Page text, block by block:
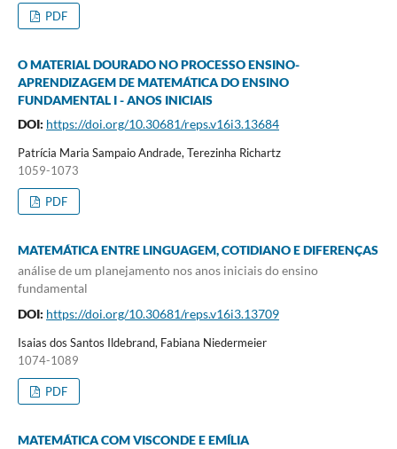
PDF
O MATERIAL DOURADO NO PROCESSO ENSINO-
APRENDIZAGEM DE MATEMÁTICA DO ENSINO
FUNDAMENTAL I - ANOS INICIAIS
DOI: https://doi.org/10.30681/reps.v16i3.13684
Patrícia Maria Sampaio Andrade, Terezinha Richartz
1059-1073
PDF
MATEMÁTICA ENTRE LINGUAGEM, COTIDIANO E DIFERENÇAS
análise de um planejamento nos anos iniciais do ensino
fundamental
DOI: https://doi.org/10.30681/reps.v16i3.13709
Isaias dos Santos Ildebrand, Fabiana Niedermeier
1074-1089
PDF
MATEMÁTICA COM VISCONDE E EMÍLIA